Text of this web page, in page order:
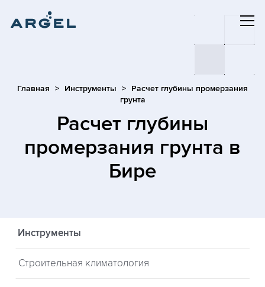
Главная Инструменты
Расчет глубины промерзания
грунта
Расчет глубины
промерзания грунта в
Бире
Инструменты
Строительная климатология